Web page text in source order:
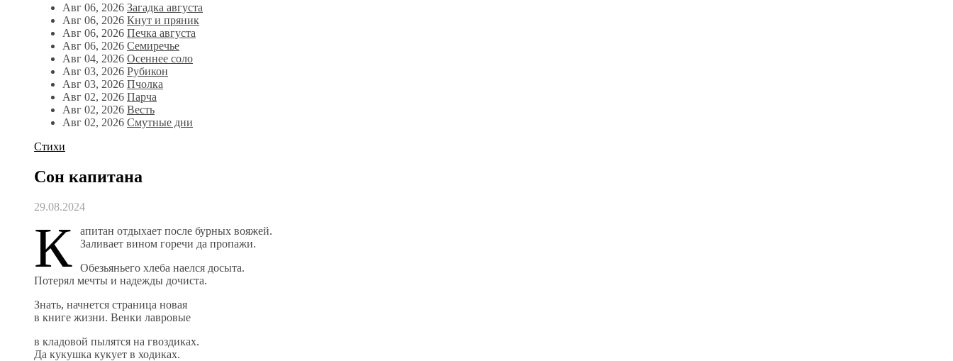
Авг 06, 2026 Загадка августа
Авг 06, 2026 Кнут и пряник
Авг 06, 2026 Печка августа
Авг 06, 2026 Семиречье
Авг 04, 2026 Осеннее соло
Авг 03, 2026 Рубикон
Авг 03, 2026 Пчолка
Авг 02, 2026 Парча
Авг 02, 2026 Весть
Авг 02, 2026 Смутные дни
Стихи
Сон капитана
29.08.2024
К
апитан отдыхает после бурных вояжей.
Заливает вином горечи да пропажи.
Обезьяньего хлеба наелся досыта.
Потерял мечты и надежды дочиста.
Знать, начнется страница новая
в книге жизни. Венки лавровые
в кладовой пылятся на гвоздиках.
Да кукушка кукует в ходиках.